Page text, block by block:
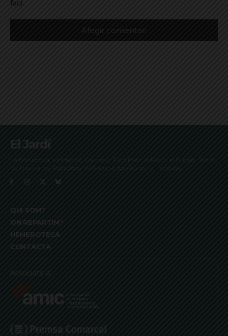
faci.
El Jardí
La Bonanova, Monterols, Galvany, Turó Parc, el Farró, el Putxet, Sarrià,
les Tres Torres, Pedralbes, Vallvidrera, les Planes i el Tibidabo
QUI SOM?
ON REPARTIM?
HEMEROTECA
CONTACTA
Associats a: